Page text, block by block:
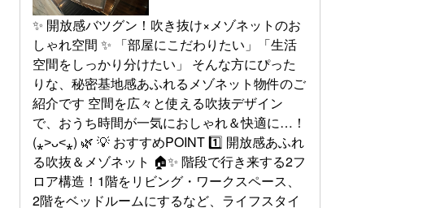
✨ 開放感バツグン！吹き抜け×メゾネットのお
しゃれ空間 ✨ 「部屋にこだわりたい」「生活
空間をしっかり分けたい」 そんな方にぴった
りな、秘密基地感あふれるメゾネット物件のご
紹介です 空間を広々と使える吹抜デザイン
で、おうち時間が一気におしゃれ＆快適に…！
(⁎˃ᴗ˂⁎) 🌿 💡 おすすめPOINT 1️⃣ 開放感あふれ
る吹抜＆メゾネット 🏠✨ 階段で行き来する2フ
ロア構造！1階をリビング・ワークスペース、
2階をベッドルームにするなど、ライフスタイ